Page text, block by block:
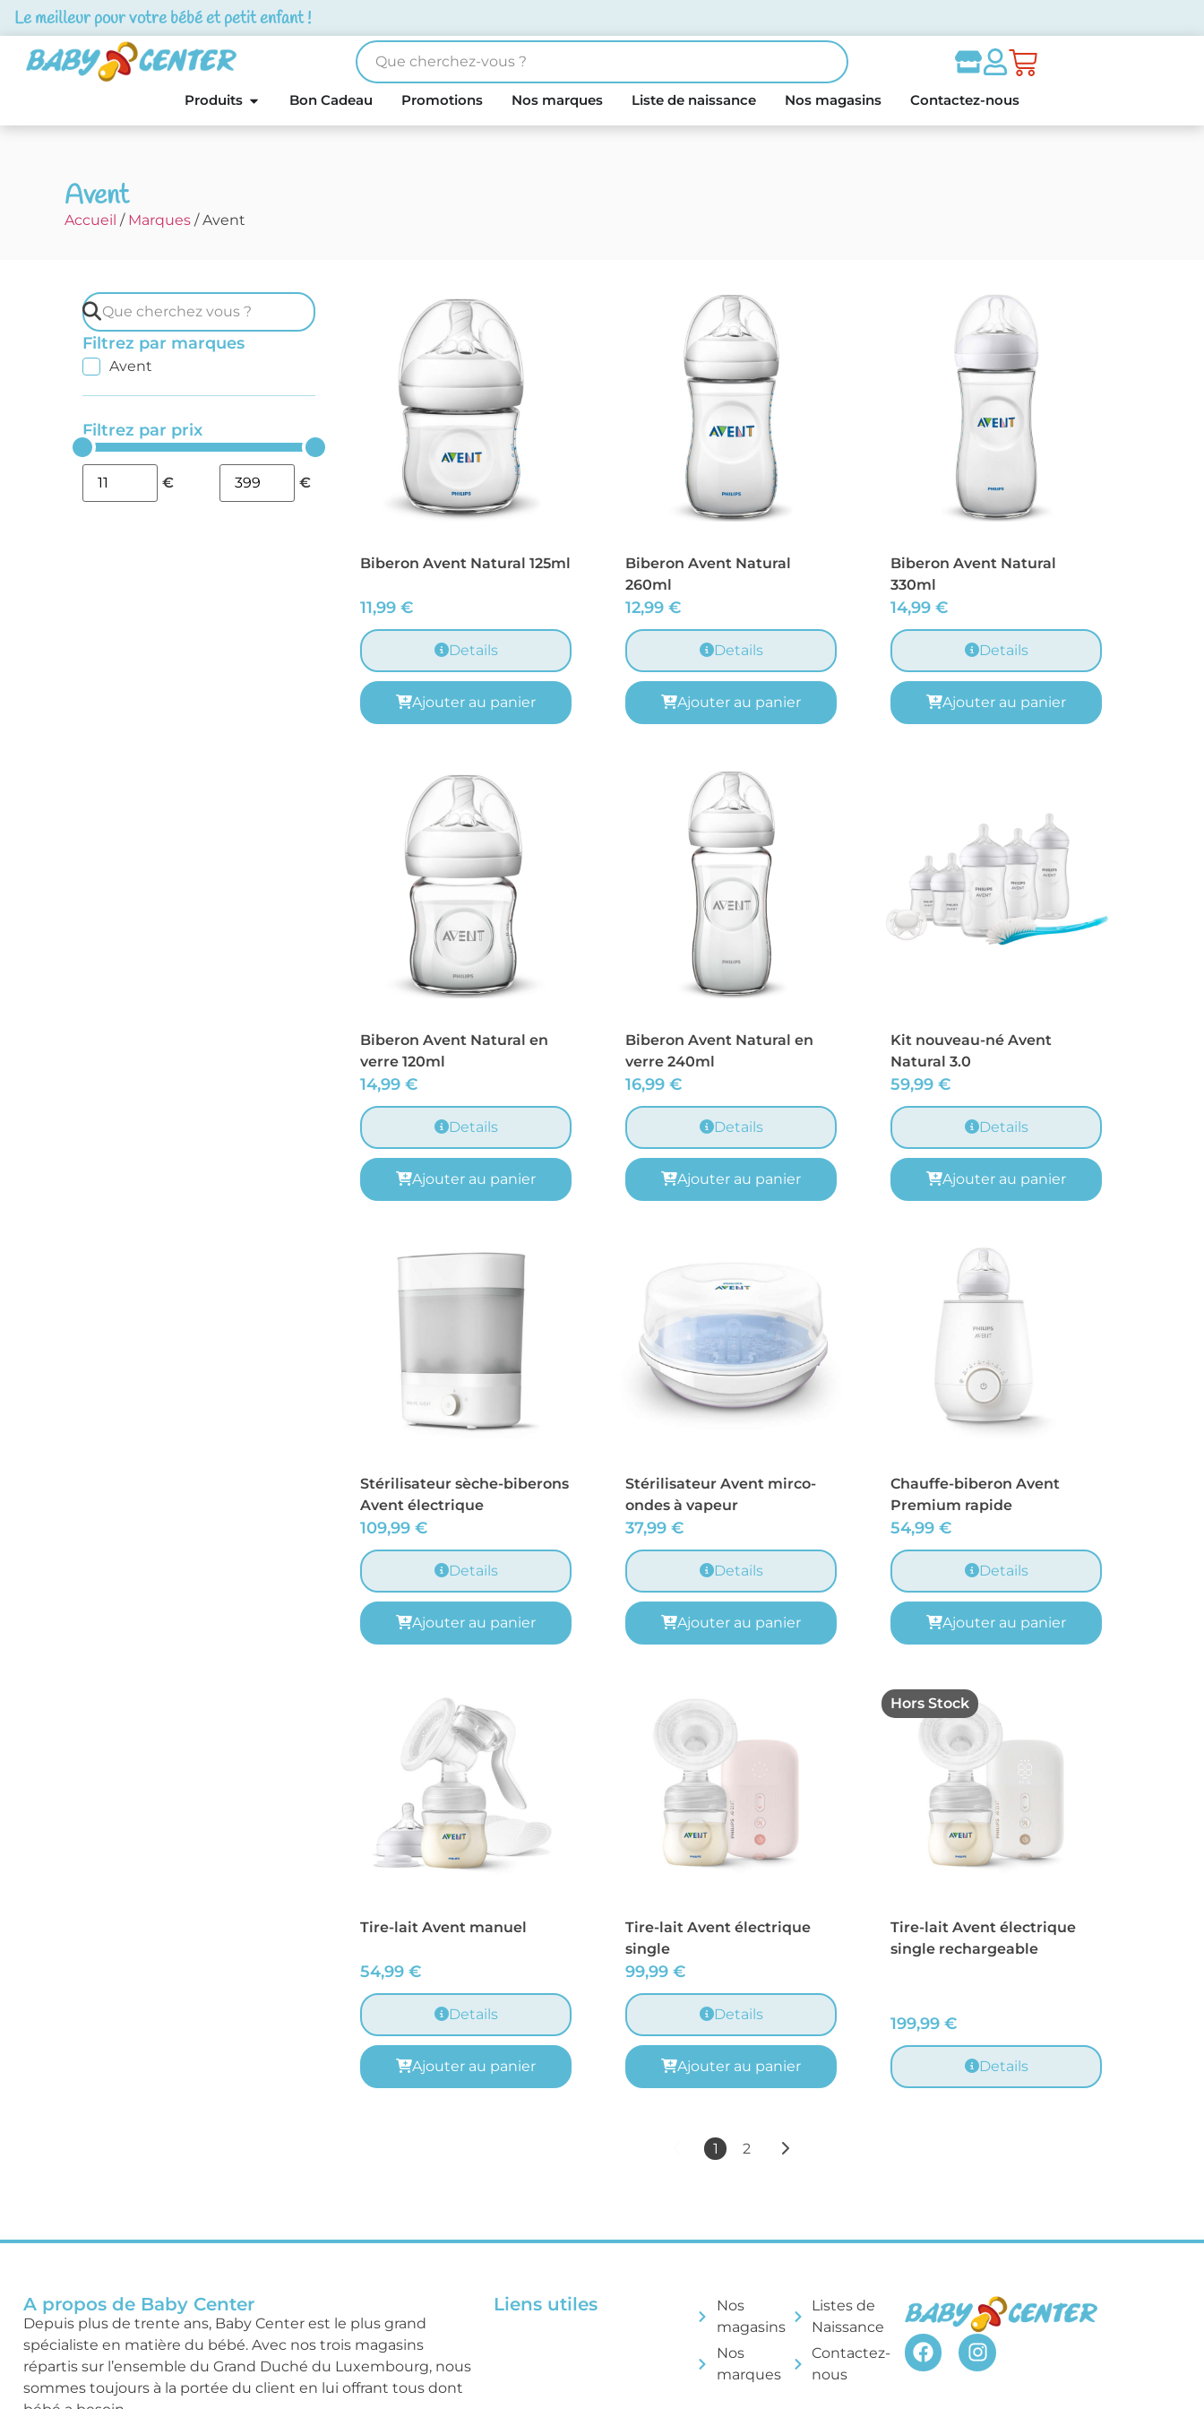
Le meilleur pour votre bébé et petit enfant !
Produits Bon Cadeau Promotions Nos marques Liste de naissance Nos magasins Contactez-nous
Avent
Accueil / Marques / Avent
Filtrez par marques
Avent
Filtrez par prix
€ €
Biberon Avent Natural 125ml
11,99 €
Details
Ajouter au panier
Biberon Avent Natural
260ml
12,99 €
Details
Ajouter au panier
Biberon Avent Natural
330ml
14,99 €
Details
Ajouter au panier
Biberon Avent Natural en
verre 120ml
14,99 €
Details
Ajouter au panier
Biberon Avent Natural en
verre 240ml
16,99 €
Details
Ajouter au panier
Kit nouveau-né Avent
Natural 3.0
59,99 €
Details
Ajouter au panier
Stérilisateur sèche-biberons
Avent électrique
109,99 €
Details
Ajouter au panier
Stérilisateur Avent mirco-
ondes à vapeur
37,99 €
Details
Ajouter au panier
Chauffe-biberon Avent
Premium rapide
54,99 €
Details
Ajouter au panier
Tire-lait Avent manuel
54,99 €
Details
Ajouter au panier
Tire-lait Avent électrique
single
99,99 €
Details
Ajouter au panier
Hors Stock
Tire-lait Avent électrique
single rechargeable
199,99 €
Details
1 2
A propos de Baby Center
Depuis plus de trente ans, Baby Center est le plus grand
spécialiste en matière du bébé. Avec nos trois magasins
répartis sur l’ensemble du Grand Duché du Luxembourg, nous
sommes toujours à la portée du client en lui offrant tous dont
Liens utiles
Nos
magasins
Nos
marques
Listes de
Naissance
Contactez-
nous